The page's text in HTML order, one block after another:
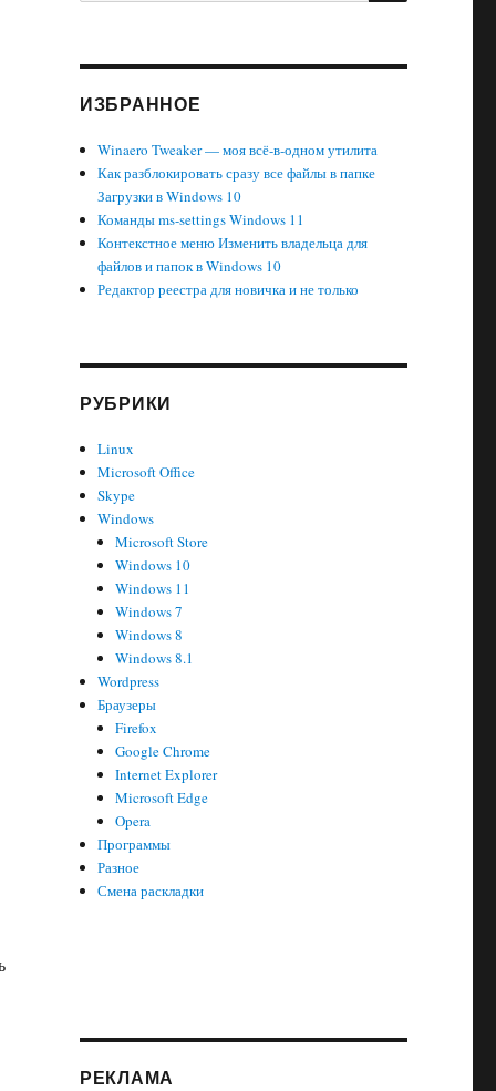
ИЗБРАННОЕ
Winaero Tweaker — моя всё-в-одном утилита
Как разблокировать сразу все файлы в папке
Загрузки в Windows 10
Команды ms-settings Windows 11
Контекстное меню Изменить владельца для
файлов и папок в Windows 10
Редактор реестра для новичка и не только
РУБРИКИ
Linux
Microsoft Office
Skype
Windows
Microsoft Store
Windows 10
Windows 11
Windows 7
Windows 8
Windows 8.1
Wordpress
Браузеры
Firefox
Google Chrome
Internet Explorer
Microsoft Edge
Opera
Программы
Разное
Смена раскладки
РЕКЛАМА